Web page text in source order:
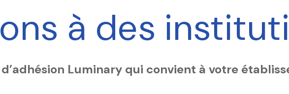
à des
Luminary qui convient à votre